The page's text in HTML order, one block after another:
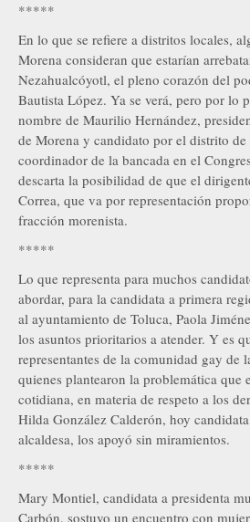
*****
En lo que se refiere a distritos locales,
Morena consideran que estarían
Nezahualcóyotl, el pleno corazón del
Bautista López. Ya se verá, pero por lo
nombre de Maurilio Hernández,
de Morena y candidato por el distrito
coordinador de la bancada en el
descarta la posibilidad de que el
Correa, que va por representación
fracción morenista.
*****
Lo que representa para muchos
abordar, para la candidata a primera
al ayuntamiento de Toluca, Paola
los asuntos prioritarios a atender. Y es
representantes de la comunidad gay de
quienes plantearon la problemática que
cotidiana, en materia de respeto a los
Hilda González Calderón, hoy
alcaldesa, los apoyó sin miramientos.
*****
Mary Montiel, candidata a presidenta
Carbón, sostuvo un encuentro con